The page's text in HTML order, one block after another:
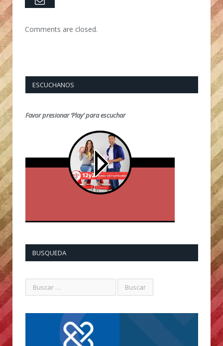
Comments are closed.
ESCUCHANOS
Favor presionar ‘Play’ para escuchar
BUSQUEDA